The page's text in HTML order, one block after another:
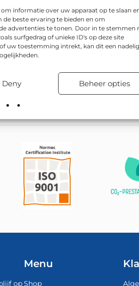
informatie over uw apparaat op te slaan
de beste ervaring te bieden en om
advertenties te tonen. Door in te stemmen
surfgedrag of unieke ID's op deze site
uw toestemming intrekt, kan dit een
Deny Beheer opties
DOR-uitvoering en klasse
Het bord is geschikt
terreinen.
kunnen het ook vakkundig plaatsen.
op
Menu
Shop